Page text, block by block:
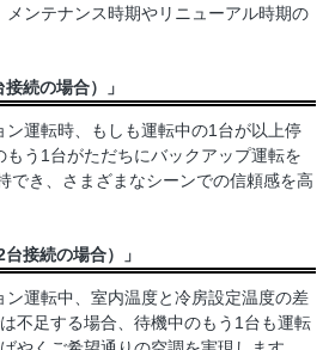
メンテナンス時期やリニューアル時期の
続の場合）」
運転時、もしも運転中の1台が以上停
う1台がただちにバックアップ運転を
でき、さまざまなシーンでの信頼感を高
接続の場合）」
運転中、室内温度と冷房設定温度の差
不足する場合、待機中のもう1台も運転